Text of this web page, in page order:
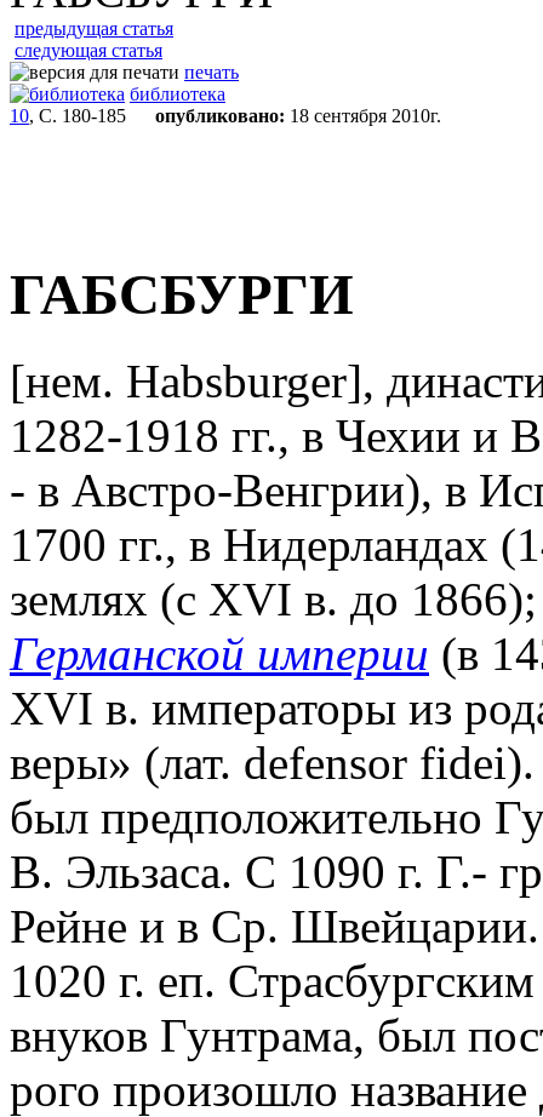
предыдущая статья
следующая статья
печать
библиотека
10, С. 180-185 опубликовано: 18 сентября 2010г.
ГАБСБУРГИ
[нем. Habsburger],
1282-1918 гг., в Чехии и
- в Австро-Венгрии), в
1700 гг., в Нидерландах
землях (с XVI в. до
Германской империи (в
XVI в. императоры из
веры» (лат. defensor
был предположительно
В. Эльзаса. С 1090 г. Г.-
Рейне и в Ср.
1020 г. еп.
внуков Гунтрама, был
рого произошло название